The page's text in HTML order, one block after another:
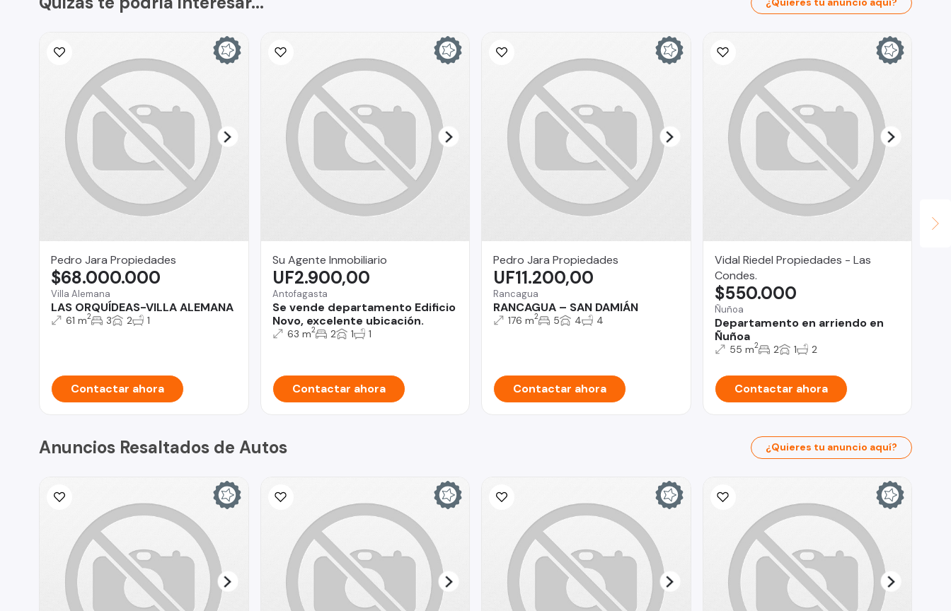
Pedro Jara Propiedades
Villa Alemana
LAS ORQUÍDEAS-VILLA ALEMANA
$68.000.000
61 m2 3 2 1
Contactar ahora
Su Agente Inmobiliario
Antofagasta
Se vende departamento Edificio
Novo, excelente ubicación.
UF2.900,00
63 m2 2 1 1
Contactar ahora
Pedro Jara Propiedades
Rancagua
RANCAGUA – SAN DAMIÁN
UF11.200,00
176 m2 5 4 4
Contactar ahora
Vidal Riedel Propiedades - Las
Condes.
Ñuñoa
Departamento en arriendo en
Ñuñoa
$550.000
55 m2 2 1 2
Contactar ahora
Anuncios Resaltados de Autos ¿Quieres tu anuncio aquí?